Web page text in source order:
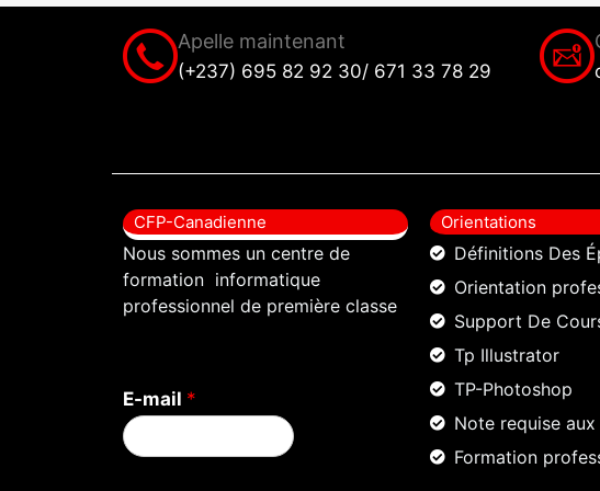
Apelle maintenant
(+237) 695 82 92 30/ 671 33 78 29
CFP-Canadienne
Nous sommes un centre de
formation informatique
professionnel de première classe
E-mail *
Orientations
Définitions Des
Orientation
Support De
Tp Illustrator
TP-Photoshop
Note requise
Formation